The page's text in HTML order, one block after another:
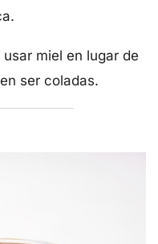
miel en lugar de
ser coladas.